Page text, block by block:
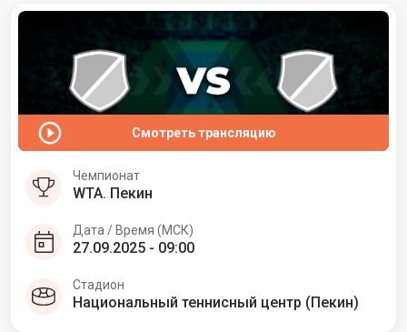
Смотреть трансляцию
Чемпионат
WTA. Пекин
Дата / Время (МСК)
27.09.2025 - 09:00
Стадион
Национальный теннисный центр (Пекин)